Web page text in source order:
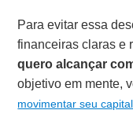
Para evitar essa
financeiras claras e
quero alcançar
objetivo em mente,
movimentar seu capital